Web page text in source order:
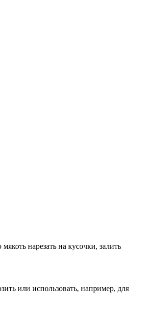
нарезать на кусочки, залить
или использовать, например, для